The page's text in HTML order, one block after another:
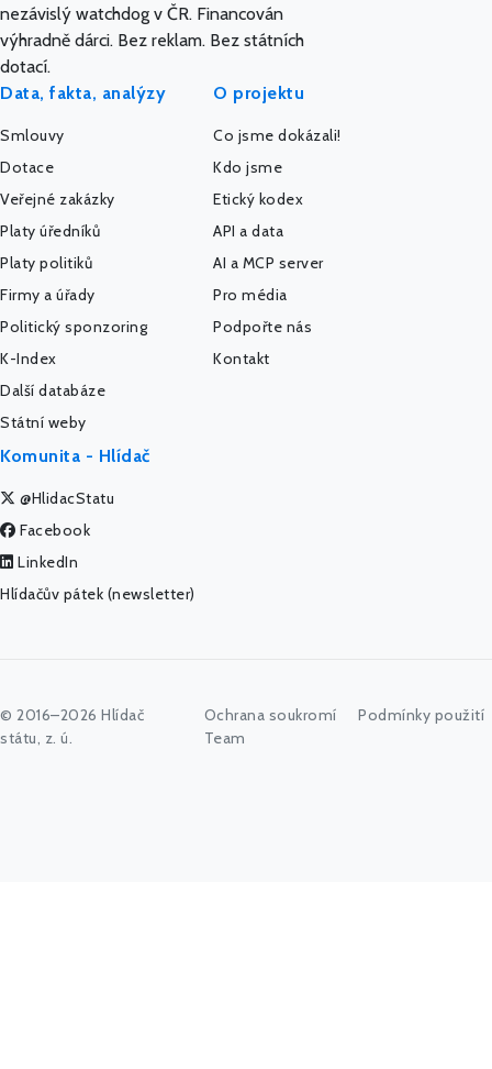
nezávislý watchdog v ČR. Financován
výhradně dárci. Bez reklam. Bez státních
dotací.
Data, fakta, analýzy
Smlouvy
Dotace
Veřejné zakázky
Platy úředníků
Platy politiků
Firmy a úřady
Politický sponzoring
K-Index
Další databáze
Státní weby
O projektu
Co jsme dokázali!
Kdo jsme
Etický kodex
API a data
AI a MCP server
Pro média
Podpořte nás
Kontakt
Komunita - Hlídač
@HlidacStatu
Facebook
LinkedIn
Hlídačův pátek (newsletter)
© 2016–2026 Hlídač
státu, z. ú.
Ochrana soukromí
Podmínky použití
Team